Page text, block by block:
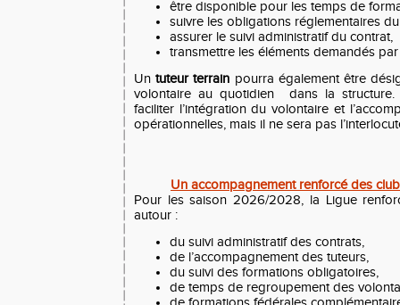
être disponible pour les temps de
suivre les obligations réglementaires
assurer le suivi administratif du contrat,
transmettre les éléments demandés
Un tuteur terrain pourra également être
volontaire au quotidien dans la
faciliter l’intégration du volontaire et
opérationnelles, mais il ne sera pas
Un accompagnement renforcé des
Pour les saison 2026/2028, la Ligue
autour :
du suivi administratif des contrats,
de l’accompagnement des tuteurs,
du suivi des formations obligatoires,
de temps de regroupement des